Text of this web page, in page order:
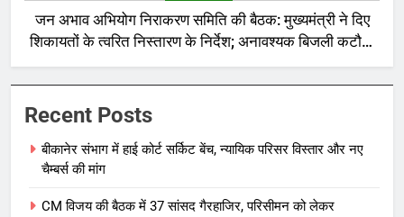
जन अभाव अभियोग निराकरण समिति की बैठक: मुख्यमंत्री ने दिए
शिकायतों के त्वरित निस्तारण के निर्देश; अनावश्यक बिजली कटौती
पर सख्त रुख
Recent Posts
बीकानेर संभाग में हाई कोर्ट सर्किट बेंच, न्यायिक परिसर विस्तार और नए
चैम्बर्स की मांग
CM विजय की बैठक में 37 सांसद गैरहाजिर, परिसीमन को लेकर